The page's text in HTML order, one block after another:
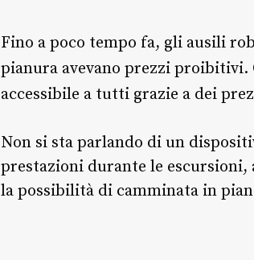
Fino a poco tempo fa, gli ausili
pianura avevano prezzi proibitivi.
accessibile a tutti grazie a dei
Non si sta parlando di un
prestazioni durante le escursioni,
la possibilità di camminata in